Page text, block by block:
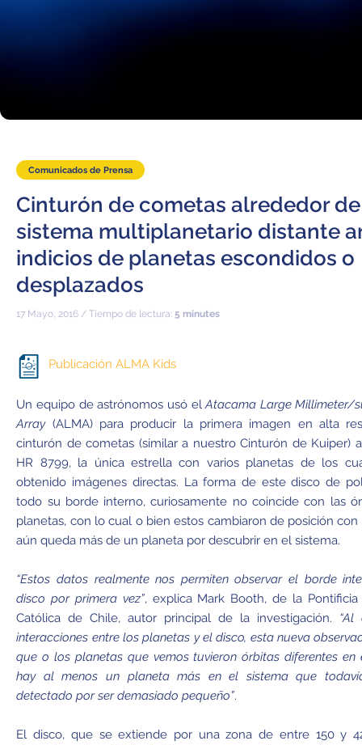
Comunicados de Prensa
Cinturón de cometas alrededor de
sistema multiplanetario distante
indicios de planetas escondidos o
desplazados
17 Mayo, 2016 / Tiempo de lectura:5 minutes
Publicación ALMA Kids
Un equipo de astrónomos usó elAtacama Large Millimeter/
Array(ALMA) para producir la primera imagen en alta
cinturón de cometas (similar a nuestro Cinturón de Kuiper)
HR 8799, la única estrella con varios planetas de los
obtenido imágenes directas. La forma de este disco de
todo su borde interno, curiosamente no coincide con las
planetas, con lo cual o bien estos cambiaron de posición
aún queda más de un planeta por descubrir en el sistema.
“Estos datos realmente nos permiten observar el borde
disco por primera vez”, explica Mark Booth, de la Pontificia
Católica de Chile, autor principal de la investigación. “Al
interacciones entre los planetas y el disco, esta nueva
que o los planetas que vemos tuvieron órbitas diferentes
hay al menos un planeta más en el sistema que
detectado por ser demasiado pequeño”.
El disco, que se extiende por una zona de entre 150 y